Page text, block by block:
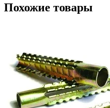
Похожие товары